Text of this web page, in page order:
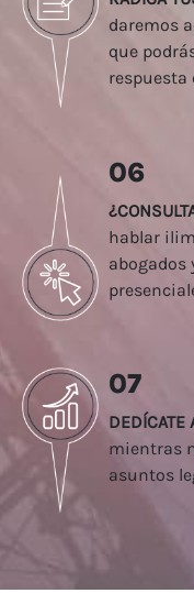
daremos
que
respuesta
06
hablar
07
DEDÍCATE
mientras
asuntos